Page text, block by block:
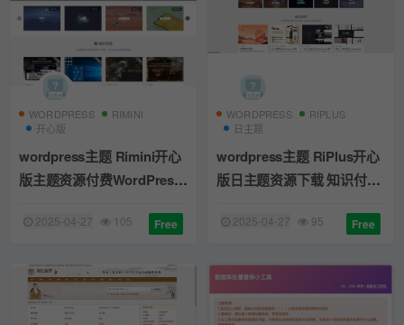
WORDPRESS
RIMINI
开心版
wordpress主题 Rimini开心
版主题资源付费WordPress
2025-04-27 105 Free
WORDPRESS
RIPLUS
日主题
wordpress主题 RiPlus开心
版日主题资源下载 知识付费
2025-04-27 95 Free